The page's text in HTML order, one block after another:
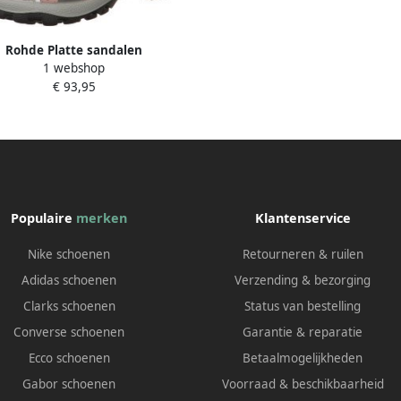
Rohde Platte sandalen
1 webshop
€ 93,95
Populaire merken
Nike schoenen
Adidas schoenen
Clarks schoenen
Converse schoenen
Ecco schoenen
Gabor schoenen
Klantenservice
Retourneren & ruilen
Verzending & bezorging
Status van bestelling
Garantie & reparatie
Betaalmogelijkheden
Voorraad & beschikbaarheid